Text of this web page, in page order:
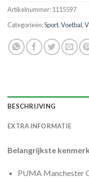
Artikelnummer:1115597
Categorieën:Sport,Voetbal,
BESCHRIJVING
EXTRA INFORMATIE
Belangrijkste
PUMA Manchester